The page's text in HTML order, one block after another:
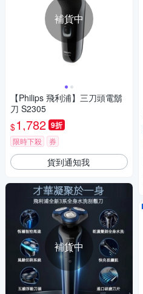
補貨中
【Philips 飛利浦】三刀頭電鬍
刀 S2305
$1,782 9折
限時下殺 券
貨到通知我
補貨中